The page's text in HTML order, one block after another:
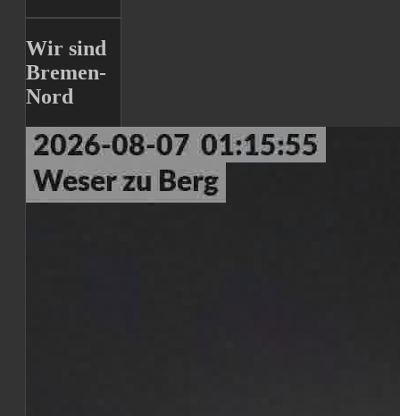
Wir sind
Bremen-
Nord